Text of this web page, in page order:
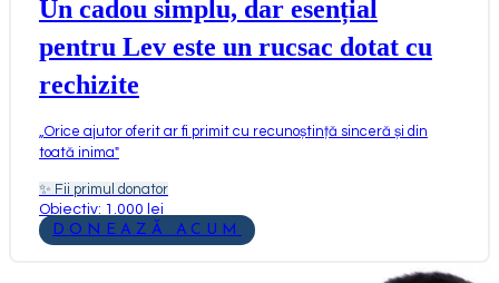
Un cadou simplu, dar esențial
pentru Lev este un rucsac dotat cu
rechizite
Orice ajutor oferit ar fi primit cu recunoștință sinceră și din
toată inima"
✨ Fii primul donator
Obiectiv: 1.000 lei
DONEAZĂ ACUM